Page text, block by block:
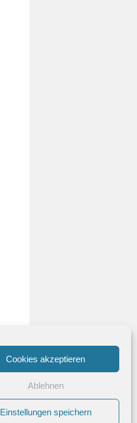
Cookies akzeptieren
Ablehnen
Einstellungen speichern